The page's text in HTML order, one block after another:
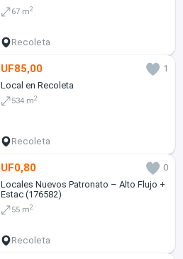
RECOLETA
67 m2
Recoleta
UF85,00
1
Local en Recoleta
534 m2
Recoleta
UF0,80
0
Locales Nuevos Patronato – Alto Flujo +
Estac (176582)
55 m2
Recoleta